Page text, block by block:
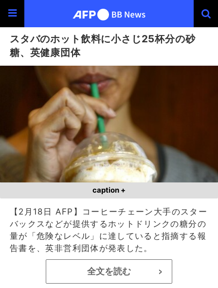
スタバのホット飲料に小さじ25杯分の砂
糖、英健康団体
caption +
【2月18日 AFP】コーヒーチェーン大手のスター
バックスなどが提供するホットドリンクの糖分の
量が「危険なレベル」に達していると指摘する報
告書を、英非営利団体が発表した。
全文を読む >